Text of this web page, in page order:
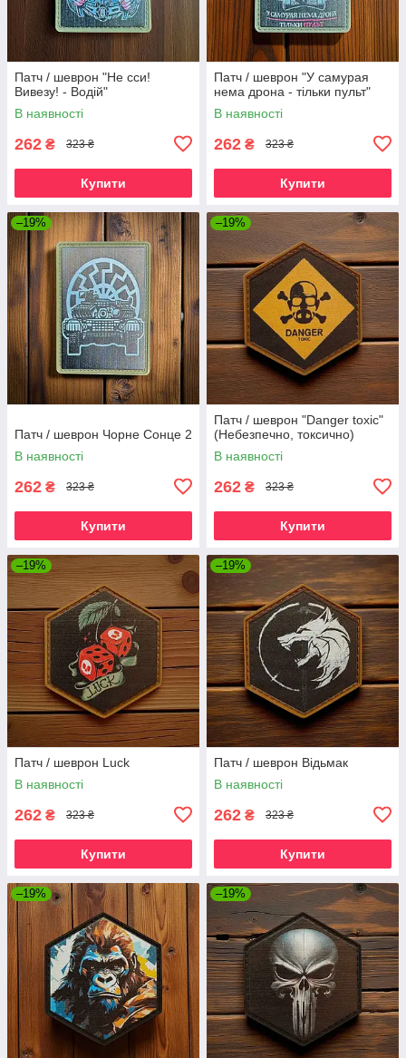
Патч / шеврон "Не сси!
Вивезу! - Водій"
В наявності
262 ₴ 323 ₴
Купити
Патч / шеврон "У самурая
нема дрона - тільки пульт"
В наявності
262 ₴ 323 ₴
Купити
–19%
Патч / шеврон Чорне Сонце 2
В наявності
262 ₴ 323 ₴
Купити
–19%
Патч / шеврон "Danger toxic"
(Небезпечно, токсично)
В наявності
262 ₴ 323 ₴
Купити
–19%
Патч / шеврон Luck
В наявності
262 ₴ 323 ₴
Купити
–19%
Патч / шеврон Відьмак
В наявності
262 ₴ 323 ₴
Купити
–19% –19%